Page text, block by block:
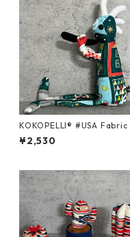
KOKOPELLI® #USA Fabric
ries ＃247/Mサイズ
¥2,530